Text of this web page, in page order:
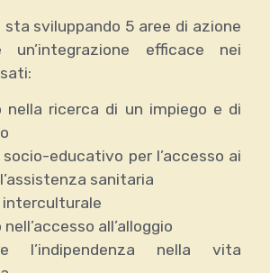
sviluppando 5 aree di azione
un’integrazione efficace nei
nella ricerca di un impiego e di
educativo per l’accesso ai
sanitaria
interculturale
all’alloggio
l’indipendenza nella vita